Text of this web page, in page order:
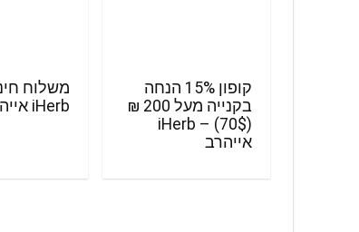
קופון 15% הנחה
בקנייה מעל 200 ₪
(70$) – iHerb
אייהרב
משלוח
iHerb אייהרב